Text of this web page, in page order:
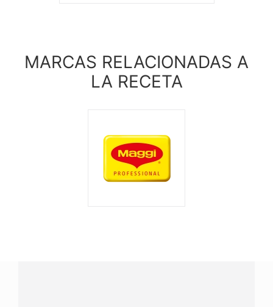
MARCAS RELACIONADAS A
LA RECETA